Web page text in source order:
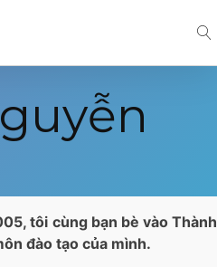
tôi cùng bạn bè vào Thành
đào tạo của mình.